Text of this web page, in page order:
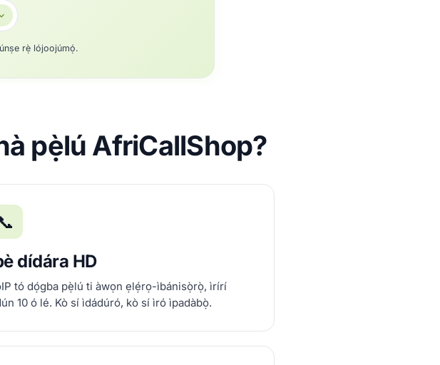
rẹ̀ lójoojúmọ́.
pẹ̀lú AfriCallShop?
📞
dídára HD
tó dọ́gba pẹ̀lú ti àwọn ẹlẹ́rọ-ìbánisọ̀rọ̀, ìrírí
10 ó lé. Kò sí ìdádúró, kò sí ìró ìpadàbọ̀.